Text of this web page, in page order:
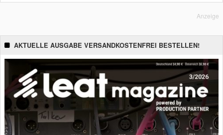
Anzeige
AKTUELLE AUSGABE VERSANDKOSTENFREI BESTELLEN!